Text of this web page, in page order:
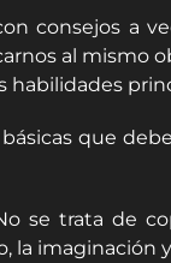
consejos a
al mismo
habilidades
que
se trata de
la imaginación